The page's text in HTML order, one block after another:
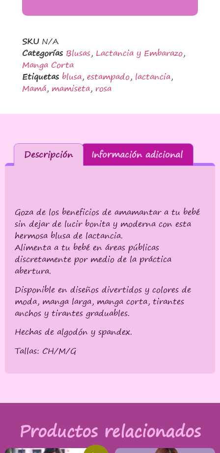
SKU N/A
Categorías Blusas, Lactancia y Embarazo,
Manga Corta
Etiquetas blusa, estampado, lactancia,
Mamá, mamiseta, rosa
Descripción Información adicional
Goza de los beneficios de amamantar a tu bebé
sin dejar de lucir bonita y moderna con esta
hermosa blusa de lactancia.
Alimenta a tu bebé en áreas públicas
discretamente por medio de la práctica
abertura.
Disponible en diseños divertidos y colores de
moda, manga larga, manga corta, tirantes
anchos y tirantes graduables.
Hechas de algodón y spandex.
Tallas: CH/M/G
Productos relacionados